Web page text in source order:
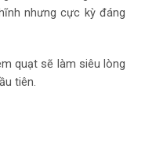
nhưng cực kỳ đáng
quạt sẽ làm siêu lòng
tiên.